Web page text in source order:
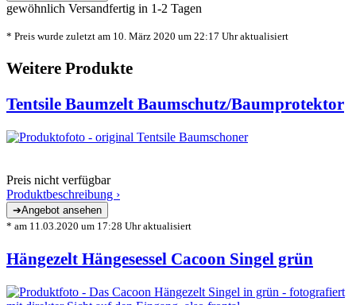
gewöhnlich Versandfertig in 1-2 Tagen
* Preis wurde zuletzt am 10. März 2020 um 22:17 Uhr aktualisiert
Weitere Produkte
Tentsile Baumzelt Baumschutz/Baumprotektor
Preis nicht verfügbar
Produktbeschreibung ›
* am 11.03.2020 um 17:28 Uhr aktualisiert
Hängezelt Hängesessel Cacoon Singel grün